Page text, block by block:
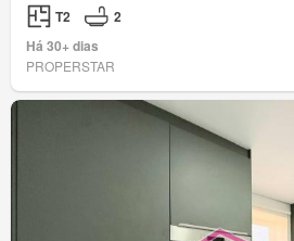
T2
2
Há 30+ dias
PROPERSTAR